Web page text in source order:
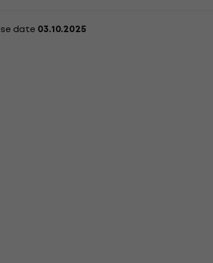
date 03.10.2025